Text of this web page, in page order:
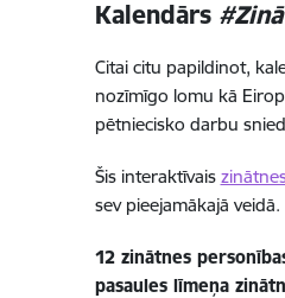
Kalendārs
Citai citu papildinot,
nozīmīgo lomu kā
pētniecisko darbu
Šis interaktīvais
sev pieejamākajā veidā.
12 zinātnes
pasaules līmeņa